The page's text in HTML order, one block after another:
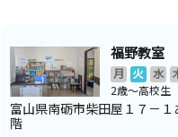
福野教室
月 火 水
2歳～高校生
富山県南砺市柴田屋１７－１
階